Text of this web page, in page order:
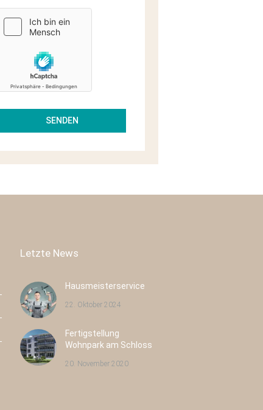
Pulsnitzer Straße 40
Radeberg
43
Großenhain
Letzte News
Hausmeisterservice
22. Oktober 2024
Fertigstellung
Wohnpark am Schloss
20. November 2020